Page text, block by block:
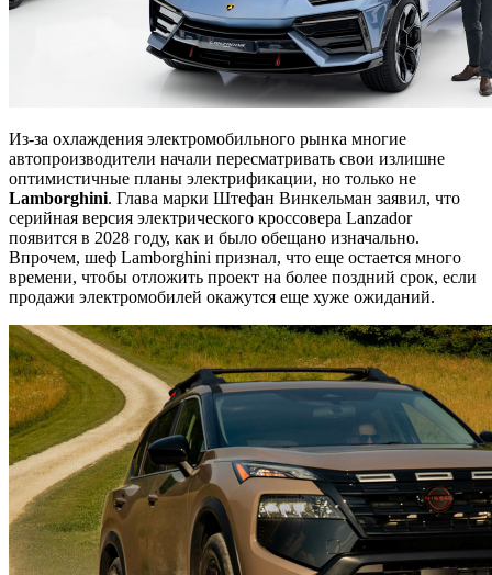
Из-за охлаждения электромобильного рынка многие
автопроизводители начали пересматривать свои излишне
оптимистичные планы электрификации, но только не
Lamborghini. Глава марки Штефан Винкельман заявил, что
серийная версия электрического кроссовера Lanzador
появится в 2028 году, как и было обещано изначально.
Впрочем, шеф Lamborghini признал, что еще остается много
времени, чтобы отложить проект на более поздний срок, если
продажи электромобилей окажутся еще хуже ожиданий.